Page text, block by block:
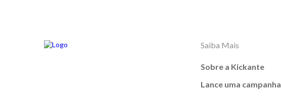
Saiba Mais
Sobre a Kickante
Lance uma campanha